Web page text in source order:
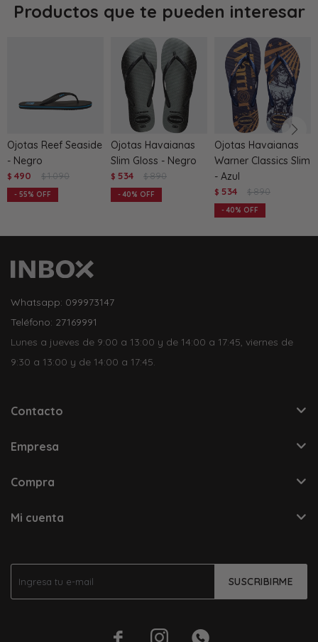
Productos que te pueden interesar
Ojotas Reef Seaside
- Negro
$ 490 $ 1.090
55
Ojotas Havaianas
Slim Gloss - Negro
$ 534 $ 890
40
Ojotas Havaianas
Warner Classics Slim
- Azul
$ 534 $ 890
40
SUSCRIBIRME
  
Whatsapp: 099973147
Teléfono: 27169991
Lunes a jueves de 9:00 a 13:00 y de 14:00 a 17:45, viernes de
9:30 a 13:00 y de 14:00 a 17:45.
Contacto
Empresa
Compra
Mi cuenta